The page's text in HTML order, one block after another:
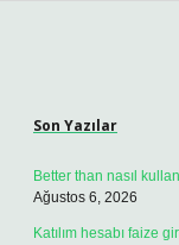
Son Yazılar
Better than nasıl
Ağustos 6, 2026
Katılım hesabı faize